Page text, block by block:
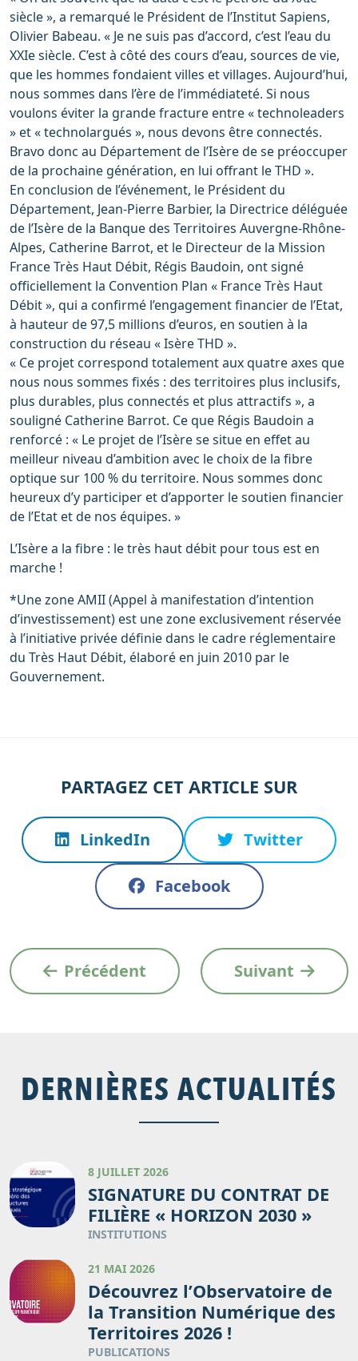
siècle », a remarqué le Président de l’Institut Sapiens,
Olivier Babeau. « Je ne suis pas d’accord, c’est l’eau du
XXIe siècle. C’est à côté des cours d’eau, sources de vie,
que les hommes fondaient villes et villages. Aujourd’hui,
nous sommes dans l’ère de l’immédiateté. Si nous
voulons éviter la grande fracture entre « technoleaders
» et « technolargués », nous devons être connectés.
Bravo donc au Département de l’Isère de se préoccuper
de la prochaine génération, en lui offrant le THD ».
En conclusion de l’événement, le Président du
Département, Jean-Pierre Barbier, la Directrice déléguée
de l’Isère de la Banque des Territoires Auvergne-Rhône-
Alpes, Catherine Barrot, et le Directeur de la Mission
France Très Haut Débit, Régis Baudoin, ont signé
officiellement la Convention Plan « France Très Haut
Débit », qui a confirmé l’engagement financier de l’Etat,
à hauteur de 97,5 millions d’euros, en soutien à la
construction du réseau « Isère THD ».
« Ce projet correspond totalement aux quatre axes que
nous nous sommes fixés : des territoires plus inclusifs,
plus durables, plus connectés et plus attractifs », a
souligné Catherine Barrot. Ce que Régis Baudoin a
renforcé : « Le projet de l’Isère se situe en effet au
meilleur niveau d’ambition avec le choix de la fibre
optique sur 100 % du territoire. Nous sommes donc
heureux d’y participer et d’apporter le soutien financier
de l’Etat et de nos équipes. »
L’Isère a la fibre : le très haut débit pour tous est en
marche !
*Une zone AMII (Appel à manifestation d’intention
d’investissement) est une zone exclusivement réservée
à l’initiative privée définie dans le cadre réglementaire
du Très Haut Débit, élaboré en juin 2010 par le
Gouvernement.
PARTAGEZ CET ARTICLE SUR
LinkedIn Twitter
Facebook
Précédent Suivant
DERNIÈRES ACTUALITÉS
8 JUILLET 2026
SIGNATURE DU CONTRAT DE
FILIÈRE « HORIZON 2030 »
INSTITUTIONS
21 MAI 2026
Découvrez l’Observatoire de
la Transition Numérique des
Territoires 2026 !
PUBLICATIONS